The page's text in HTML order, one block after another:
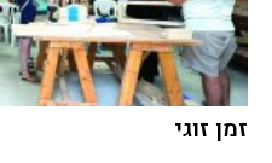
זמן זוגי